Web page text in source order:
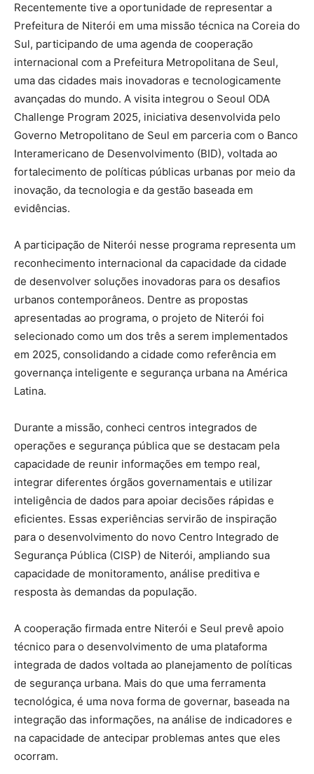
Recentemente tive a oportunidade de representar a
Prefeitura de Niterói em uma missão técnica na Coreia do
Sul, participando de uma agenda de cooperação
internacional com a Prefeitura Metropolitana de Seul,
uma das cidades mais inovadoras e tecnologicamente
avançadas do mundo. A visita integrou o Seoul ODA
Challenge Program 2025, iniciativa desenvolvida pelo
Governo Metropolitano de Seul em parceria com o Banco
Interamericano de Desenvolvimento (BID), voltada ao
fortalecimento de políticas públicas urbanas por meio da
inovação, da tecnologia e da gestão baseada em
evidências.
A participação de Niterói nesse programa representa um
reconhecimento internacional da capacidade da cidade
de desenvolver soluções inovadoras para os desafios
urbanos contemporâneos. Dentre as propostas
apresentadas ao programa, o projeto de Niterói foi
selecionado como um dos três a serem implementados
em 2025, consolidando a cidade como referência em
governança inteligente e segurança urbana na América
Latina.
Durante a missão, conheci centros integrados de
operações e segurança pública que se destacam pela
capacidade de reunir informações em tempo real,
integrar diferentes órgãos governamentais e utilizar
inteligência de dados para apoiar decisões rápidas e
eficientes. Essas experiências servirão de inspiração
para o desenvolvimento do novo Centro Integrado de
Segurança Pública (CISP) de Niterói, ampliando sua
capacidade de monitoramento, análise preditiva e
resposta às demandas da população.
A cooperação firmada entre Niterói e Seul prevê apoio
técnico para o desenvolvimento de uma plataforma
integrada de dados voltada ao planejamento de políticas
de segurança urbana. Mais do que uma ferramenta
tecnológica, é uma nova forma de governar, baseada na
integração das informações, na análise de indicadores e
na capacidade de antecipar problemas antes que eles
ocorram.